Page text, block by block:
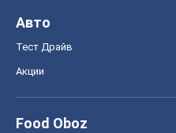
Авто
Тест Драйв
Акции
Food Oboz